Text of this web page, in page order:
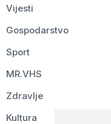
Vijesti
Gospodarstvo
Sport
MR.VHS
Zdravlje
Kultura